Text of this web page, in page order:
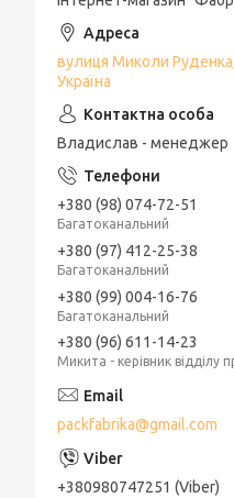
Мило
Порошок для прання
Плащі-дощовики
Декор
Розпалювачі
Універсальні товари
вулиця Миколи Руденка,
Україна
Владислав - менеджер
+380 (98) 074-72-51
Багатоканальний
+380 (97) 412-25-38
Багатоканальний
+380 (99) 004-16-76
Багатоканальний
+380 (96) 611-14-23
Микита - керівник відділу
packfabrika@gmail.com
+380980747251 (Viber)